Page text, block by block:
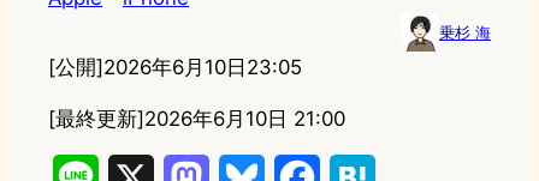
乗杉 海
[公開]2026年6月10日23:05
[最終更新]2026年6月10日 21:00